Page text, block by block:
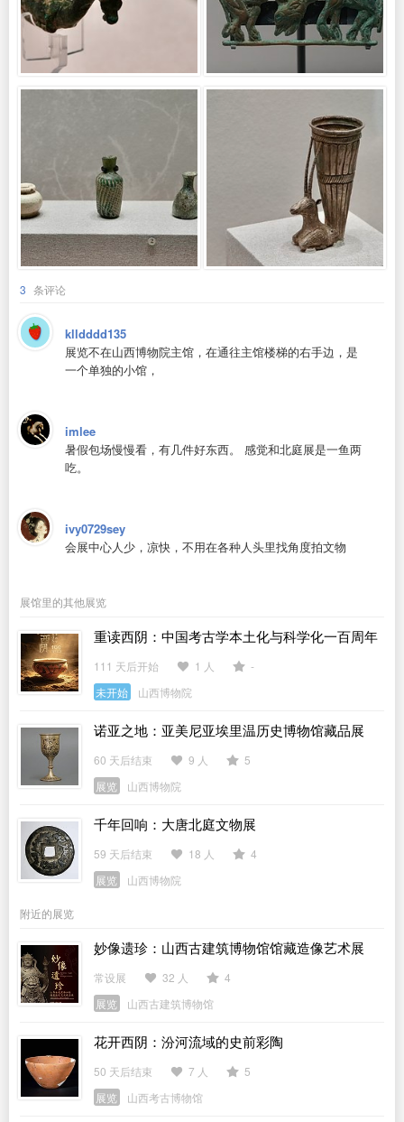
3 条评论
klldddd135
展览不在山西博物院主馆，在通往主馆楼梯的右手边，是
一个单独的小馆，
imlee
暑假包场慢慢看，有几件好东西。 感觉和北庭展是一鱼两
吃。
ivy0729sey
会展中心人少，凉快，不用在各种人头里找角度拍文物
展馆里的其他展览
重读西阴：中国考古学本土化与科学化一百周年
特展
111 天后开始 1 人
-
未开始
山西博物院
诺亚之地：亚美尼亚埃里温历史博物馆藏品展
60 天后结束 9 人
5
展览
山西博物院
千年回响：大唐北庭文物展
59 天后结束 18 人
4
展览
山西博物院
附近的展览
妙像遗珍：山西古建筑博物馆馆藏造像艺术展
常设展 32 人
4
展览
山西古建筑博物馆
花开西阴：汾河流域的史前彩陶
50 天后结束 7 人
5
展览
山西考古博物馆